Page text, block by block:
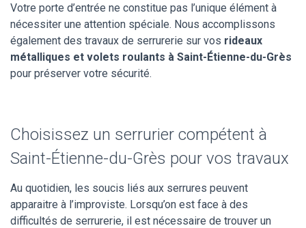
Votre porte d’entrée ne constitue pas l’unique élément à
nécessiter une attention spéciale. Nous accomplissons
également des travaux de serrurerie sur vos rideaux
métalliques et volets roulants à Saint-Étienne-du-Grès
pour préserver votre sécurité.
Choisissez un serrurier compétent à
Saint-Étienne-du-Grès pour vos travaux
Au quotidien, les soucis liés aux serrures peuvent
apparaitre à l’improviste. Lorsqu’on est face à des
difficultés de serrurerie, il est nécessaire de trouver un